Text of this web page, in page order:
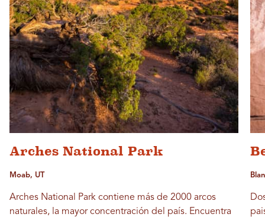
Arches National Park
Moab, UT
Arches National Park contiene más de 2000 arcos
naturales, la mayor concentración del país. Encuentra